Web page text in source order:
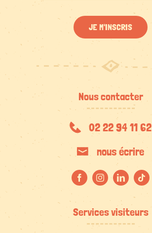
JE M'INSCRIS
Nous contacter
02 22 94 11 62
nous écrire
Services visiteurs